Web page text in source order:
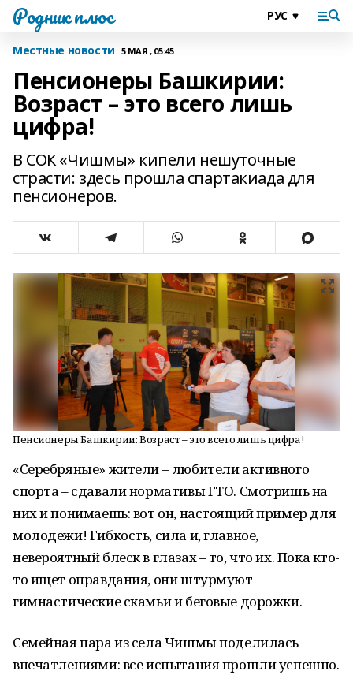
Родник плюс
Местные новости 5 МАЯ , 05:45
Пенсионеры Башкирии:
Возраст – это всего лишь
цифра!
В СОК «Чишмы» кипели нешуточные
страсти: здесь прошла спартакиада для
пенсионеров.
Пенсионеры Башкирии: Возраст – это всего лишь цифра!
«Серебряные» жители – любители активного
спорта – сдавали нормативы ГТО. Смотришь на
них и понимаешь: вот он, настоящий пример для
молодежи! Гибкость, сила и, главное,
невероятный блеск в глазах – то, что их. Пока кто-
то ищет оправдания, они штурмуют
гимнастические скамьи и беговые дорожки.
Семейная пара из села Чишмы поделилась
впечатлениями: все испытания прошли успешно.